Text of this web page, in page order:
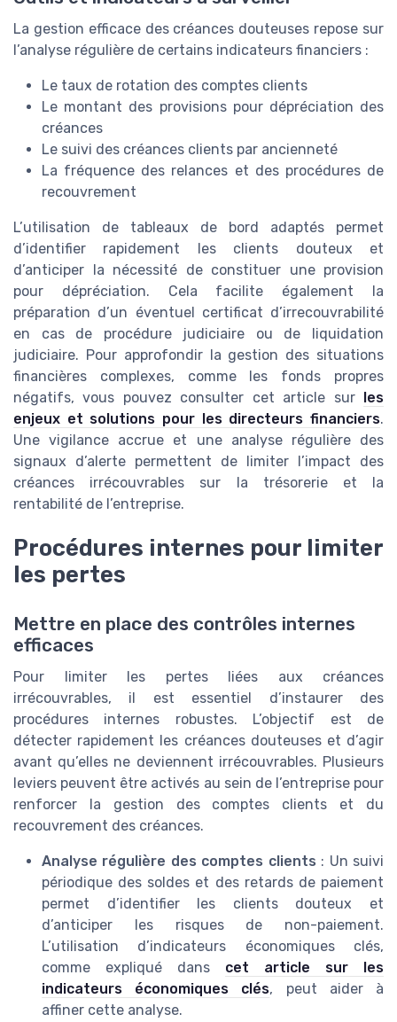
La gestion efficace des créances douteuses repose sur
l’analyse régulière de certains indicateurs financiers :
Le taux de rotation des comptes clients
Le montant des provisions pour dépréciation des
créances
Le suivi des créances clients par ancienneté
La fréquence des relances et des procédures de
recouvrement
L’utilisation de tableaux de bord adaptés permet
d’identifier rapidement les clients douteux et
d’anticiper la nécessité de constituer une provision
pour dépréciation. Cela facilite également la
préparation d’un éventuel certificat d’irrecouvrabilité
en cas de procédure judiciaire ou de liquidation
judiciaire. Pour approfondir la gestion des situations
financières complexes, comme les fonds propres
négatifs, vous pouvez consulter cet article sur les
enjeux et solutions pour les directeurs financiers.
Une vigilance accrue et une analyse régulière des
signaux d’alerte permettent de limiter l’impact des
créances irrécouvrables sur la trésorerie et la
rentabilité de l’entreprise.
Procédures internes pour limiter
les pertes
Mettre en place des contrôles internes
efficaces
Pour limiter les pertes liées aux créances
irrécouvrables, il est essentiel d’instaurer des
procédures internes robustes. L’objectif est de
détecter rapidement les créances douteuses et d’agir
avant qu’elles ne deviennent irrécouvrables. Plusieurs
leviers peuvent être activés au sein de l’entreprise pour
renforcer la gestion des comptes clients et du
recouvrement des créances.
Analyse régulière des comptes clients : Un suivi
périodique des soldes et des retards de paiement
permet d’identifier les clients douteux et
d’anticiper les risques de non-paiement.
L’utilisation d’indicateurs économiques clés,
comme expliqué dans cet article sur les
indicateurs économiques clés, peut aider à
affiner cette analyse.